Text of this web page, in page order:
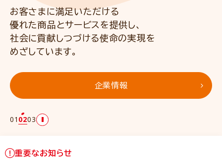
ニップングループは、
人々のウェルビーイング(幸せ・健康・笑顔)を追求
し、
持続可能な社会の実現に
NIPPNの会社紹介ムービー
お客さまに満足いただける
優れた商品とサービスを提供し、
社会に貢献しつづける使命の実現を
めざしています。
企業情報
大地の恵みの恩恵を認識、
人と環境の調和をめざし
持続可能な社会の実現に貢献します。
サステナビリティ
01 0203
重要なお知らせ